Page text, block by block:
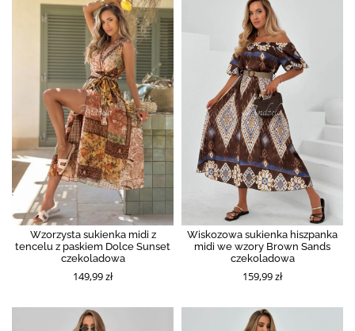
Wzorzysta sukienka midi z
tencelu z paskiem Dolce Sunset
czekoladowa
149,99 zł
Wiskozowa sukienka hiszpanka
midi we wzory Brown Sands
czekoladowa
159,99 zł